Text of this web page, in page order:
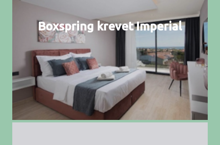
Boxspring krevet Imperial